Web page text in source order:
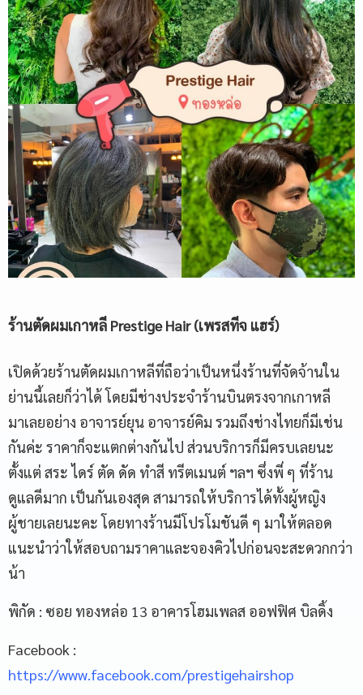
ร้านตัดผมเกาหลี Prestige Hair (เพรสทีจ แฮร์)
เปิดด้วยร้านตัดผมเกาหลีที่ถือว่าเป็นหนึ่งร้านที่จัดจ้านใน
ย่านนี้เลยก็ว่าได้ โดยมีช่างประจำร้านบินตรงจากเกาหลี
มาเลยอย่าง อาจารย์ยุน อาจารย์คิม รวมถึงช่างไทยก็มีเช่น
กันค่ะ ราคาก็จะแตกต่างกันไป ส่วนบริการก็มีครบเลยนะ
ตั้งแต่ สระ ไดร์ ตัด ดัด ทำสี ทรีตเมนต์ ฯลฯ ซึ่งพี่ ๆ ที่ร้าน
ดูแลดีมาก เป็นกันเองสุด สามารถให้บริการได้ทั้งผู้หญิง
ผู้ชายเลยนะคะ โดยทางร้านมีโปรโมชันดี ๆ มาให้ตลอด
แนะนำว่าให้สอบถามราคาและจองคิวไปก่อนจะสะดวกกว่า
น้า
พิกัด : ซอย ทองหล่อ 13 อาคารโฮมเพลส ออฟฟิศ บิลดิ้ง
Facebook :
https://www.facebook.com/prestigehairshop